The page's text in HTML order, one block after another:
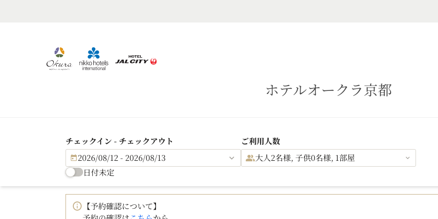
ホテルオークラ京都
チェックイン - チェックアウト
2026/08/12 - 2026/08/13
ご利用人数
大人2名様, 子供0名様, 1部屋
日付未定
【予約確認について】